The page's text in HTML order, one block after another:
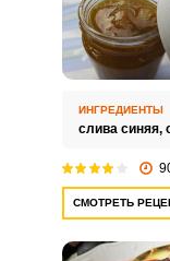
ИНГРЕДИЕНТЫ
слива синяя,
СМОТРЕТЬ